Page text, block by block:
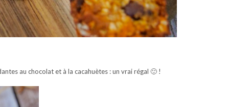
au chocolat et à la cacahuètes : un vrai régal 🙂 !